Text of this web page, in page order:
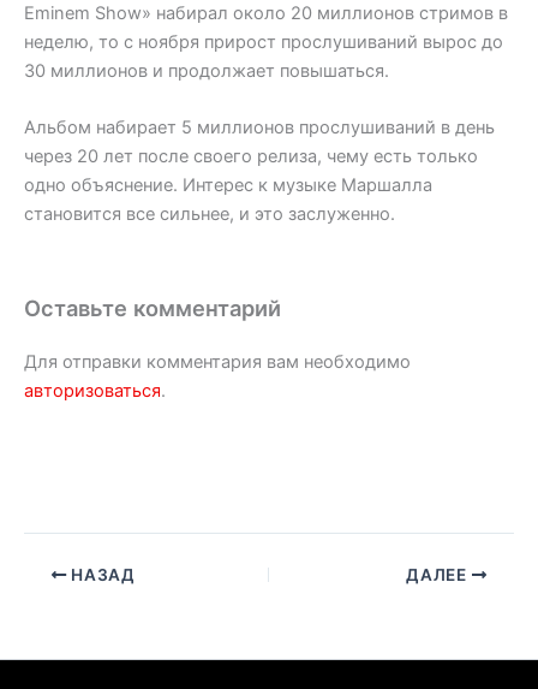
Eminem Show» набирал около 20 миллионов стримов в
неделю, то с ноября прирост прослушиваний вырос до
30 миллионов и продолжает повышаться.
Альбом набирает 5 миллионов прослушиваний в день
через 20 лет после своего релиза, чему есть только
одно объяснение. Интерес к музыке Маршалла
становится все сильнее, и это заслуженно.
Оставьте комментарий
Для отправки комментария вам необходимо
авторизоваться.
НАЗАД ДАЛЕЕ